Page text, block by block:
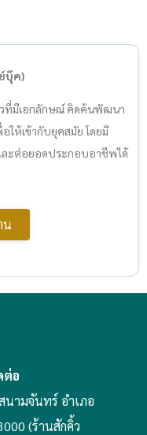
บุ๊ค)
ที่มีเอกลักษณ์ คิดค้นพัฒนา
ให้เข้ากับยุคสมัย โดยมี
ละต่อยอดประกอบอาชีพได้
น
ต่อ
ามจันทร์ อำเภอ
(ร้านสักคิ้ว